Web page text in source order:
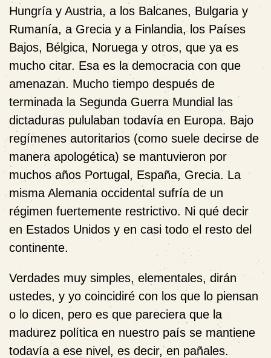
Hungría y Austria, a los Balcanes, Bulgaria y
Rumanía, a Grecia y a Finlandia, los Países
Bajos, Bélgica, Noruega y otros, que ya es
mucho citar. Esa es la democracia con que
amenazan. Mucho tiempo después de
terminada la Segunda Guerra Mundial las
dictaduras pululaban todavía en Europa. Bajo
regímenes autoritarios (como suele decirse de
manera apologética) se mantuvieron por
muchos años Portugal, España, Grecia. La
misma Alemania occidental sufría de un
régimen fuertemente restrictivo. Ni qué decir
en Estados Unidos y en casi todo el resto del
continente.
Verdades muy simples, elementales, dirán
ustedes, y yo coincidiré con los que lo piensan
o lo dicen, pero es que pareciera que la
madurez política en nuestro país se mantiene
todavía a ese nivel, es decir, en pañales.